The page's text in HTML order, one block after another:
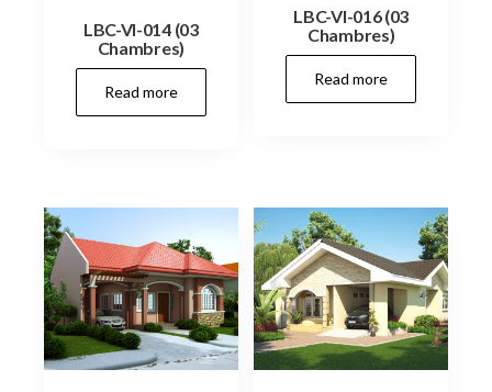
LBC-VI-014 (03
Chambres)
Read more
LBC-VI-016 (03
Chambres)
Read more